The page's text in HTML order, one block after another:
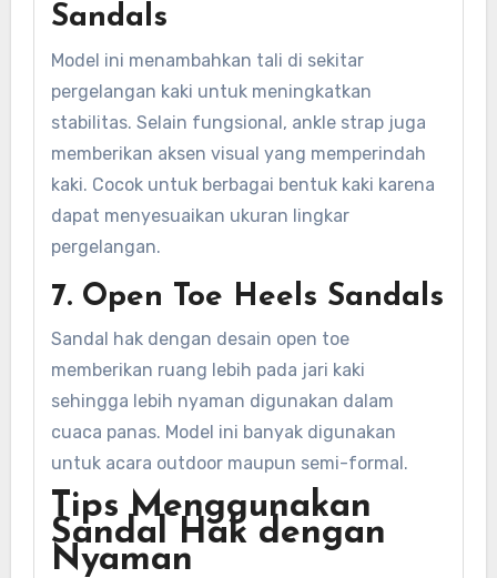
Sandals
Model ini menambahkan tali di sekitar
pergelangan kaki untuk meningkatkan
stabilitas. Selain fungsional, ankle strap juga
memberikan aksen visual yang memperindah
kaki. Cocok untuk berbagai bentuk kaki karena
dapat menyesuaikan ukuran lingkar
pergelangan.
7. Open Toe Heels Sandals
Sandal hak dengan desain open toe
memberikan ruang lebih pada jari kaki
sehingga lebih nyaman digunakan dalam
cuaca panas. Model ini banyak digunakan
untuk acara outdoor maupun semi-formal.
Tips Menggunakan
Sandal Hak dengan
Nyaman